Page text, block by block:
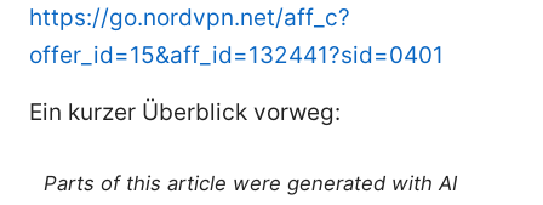
https://go.nordvpn.net/aff_c?
offer_id=15&aff_id=132441?sid=0401
Ein kurzer Überblick vorweg:
Parts of this article were generated with AI